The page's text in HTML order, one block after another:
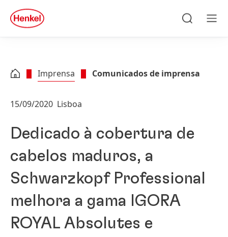
Skip to footer
quick
search
Imprensa Comunicados de imprensa
15/09/2020 Lisboa
Dedicado à cobertura de
cabelos maduros, a
Schwarzkopf Professional
melhora a gama IGORA
ROYAL Absolutes e